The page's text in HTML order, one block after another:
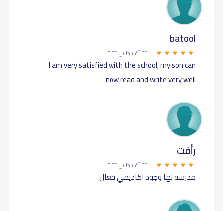
batool
٢٢ أغسطس ٢٠٢٢
I am very satisfied with the school, my son can
now read and write very well
رأفت
٢٢ أغسطس ٢٠٢٢
مدرسة لها وجود اكاديمي فعال